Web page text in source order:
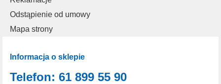
Odstąpienie od umowy
Mapa strony
Informacja o sklepie
Telefon: 61 899 55 90